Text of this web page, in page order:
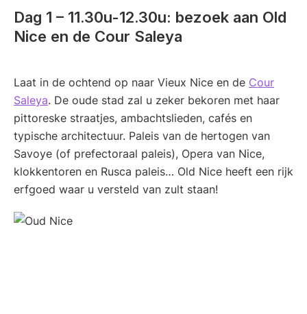
Dag 1 – 11.30u-12.30u: bezoek aan Old
Nice en de Cour Saleya
Laat in de ochtend op naar Vieux Nice en de Cour
Saleya. De oude stad zal u zeker bekoren met haar
pittoreske straatjes, ambachtslieden, cafés en
typische architectuur. Paleis van de hertogen van
Savoye (of prefectoraal paleis), Opera van Nice,
klokkentoren en Rusca paleis… Old Nice heeft een rijk
erfgoed waar u versteld van zult staan!